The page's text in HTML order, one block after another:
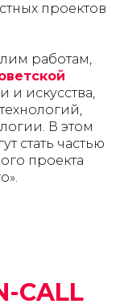
проектов
работам,
и искусства,
В этом
стать частью
проекта
CALL